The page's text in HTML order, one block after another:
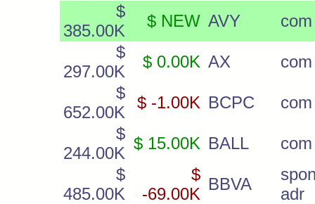
$
385.00K
$ NEW AVY
com
$
297.00K
$ 0.00K AX
com
$
652.00K
$ -1.00K BCPC
com
$
244.00K
$ 15.00K BALL
com
$
485.00K
$
-69.00K
BBVA
adr